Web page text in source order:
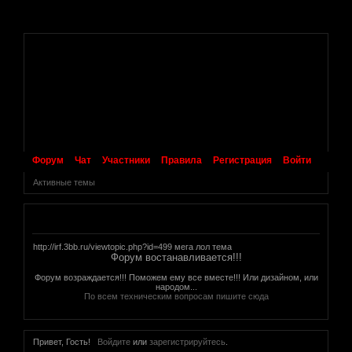
Форум Чат Участники Правила Регистрация Войти
Активные темы
http://irf.3bb.ru/viewtopic.php?id=499 мега лол тема
Форум востанавливается!!!
Форум возраждается!!! Поможем ему все вместе!!! Или дизайном, или
народом...
По всем техническим вопросам пишите сюда
Привет, Гость! Войдитеили зарегистрируйтесь.